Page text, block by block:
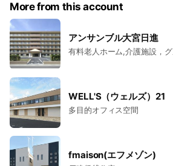
More from this account
アンサンブル大宮日進
有料老人ホーム,介護施設，
WELL'S（ウェルズ）21
多目的オフィス空間
fmaison(エフメゾン)